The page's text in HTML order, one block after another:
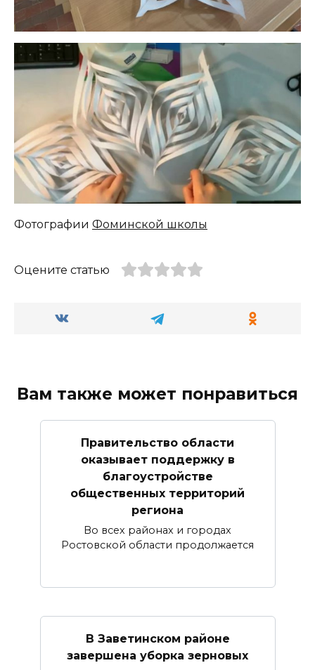
Фотографии Фоминской школы
Оцените статью
Вам также может понравиться
Правительство области
оказывает поддержку в
благоустройстве
общественных территорий
региона
Во всех районах и городах
Ростовской области продолжается
В Заветинском районе
завершена уборка зерновых